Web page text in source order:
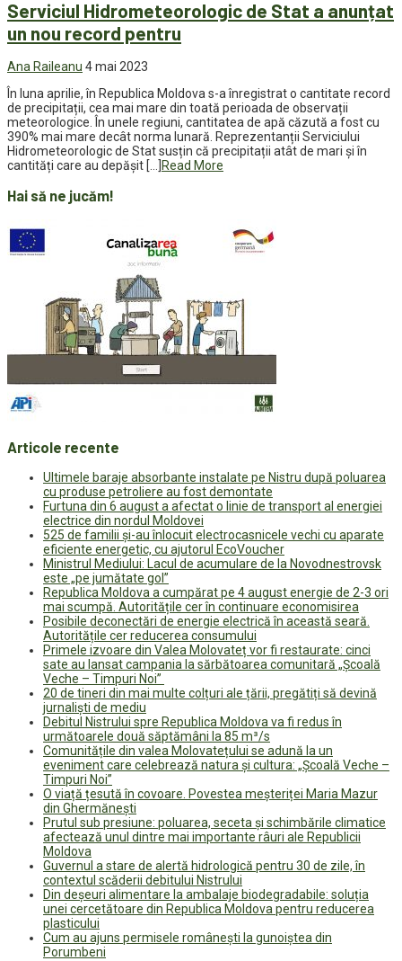
Serviciul Hidrometeorologic de Stat a anunțat
un nou record pentru
Ana Raileanu 4 mai 2023
În luna aprilie, în Republica Moldova s-a înregistrat o cantitate record
de precipitații, cea mai mare din toată perioada de observații
meteorologice. În unele regiuni, cantitatea de apă căzută a fost cu
390% mai mare decât norma lunară. Reprezentanții Serviciului
Hidrometeorologic de Stat susțin că precipitații atât de mari și în
cantități care au depășit […]
Read More
Hai să ne jucăm!
Articole recente
Ultimele baraje absorbante instalate pe Nistru după poluarea
cu produse petroliere au fost demontate
Furtuna din 6 august a afectat o linie de transport al energiei
electrice din nordul Moldovei
525 de familii și-au înlocuit electrocasnicele vechi cu aparate
eficiente energetic, cu ajutorul EcoVoucher
Ministrul Mediului: Lacul de acumulare de la Novodnestrovsk
este „pe jumătate gol”
Republica Moldova a cumpărat pe 4 august energie de 2-3 ori
mai scumpă. Autoritățile cer în continuare economisirea
Posibile deconectări de energie electrică în această seară.
Autoritățile cer reducerea consumului
Primele izvoare din Valea Molovateț vor fi restaurate: cinci
sate au lansat campania la sărbătoarea comunitară „Școală
Veche – Timpuri Noi”
20 de tineri din mai multe colțuri ale țării, pregătiți să devină
jurnaliști de mediu
Debitul Nistrului spre Republica Moldova va fi redus în
următoarele două săptămâni la 85 m³/s
Comunitățile din valea Molovatețului se adună la un
eveniment care celebrează natura și cultura: „Școală Veche –
Timpuri Noi”
O viață țesută în covoare. Povestea meșteriței Maria Mazur
din Ghermănești
Prutul sub presiune: poluarea, seceta și schimbările climatice
afectează unul dintre mai importante râuri ale Republicii
Moldova
Guvernul a stare de alertă hidrologică pentru 30 de zile, în
contextul scăderii debitului Nistrului
Din deșeuri alimentare la ambalaje biodegradabile: soluția
unei cercetătoare din Republica Moldova pentru reducerea
plasticului
Cum au ajuns permisele românești la gunoiștea din
Porumbeni